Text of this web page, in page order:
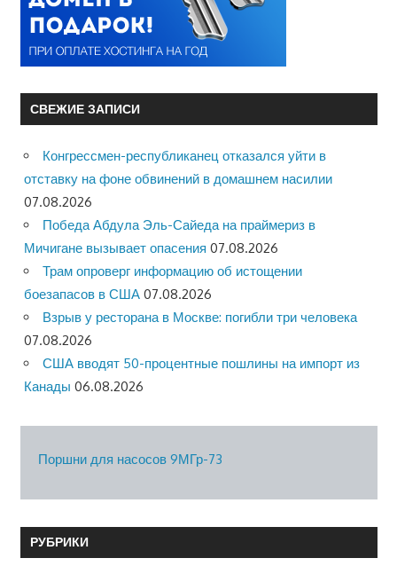
СВЕЖИЕ ЗАПИСИ
Конгрессмен-республиканец отказался уйти в
отставку на фоне обвинений в домашнем насилии
07.08.2026
Победа Абдула Эль-Сайеда на праймериз в
Мичигане вызывает опасения 07.08.2026
Трам опроверг информацию об истощении
боезапасов в США 07.08.2026
Взрыв у ресторана в Москве: погибли три человека
07.08.2026
США вводят 50-процентные пошлины на импорт из
Канады 06.08.2026
Поршни для насосов 9МГр-73
РУБРИКИ